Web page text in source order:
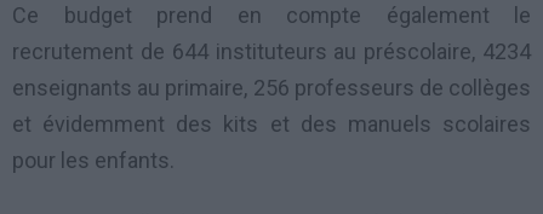
Ce budget prend en compte également le
recrutement de 644 instituteurs au préscolaire, 4234
enseignants au primaire, 256 professeurs de collèges
et évidemment des kits et des manuels scolaires
pour les enfants.